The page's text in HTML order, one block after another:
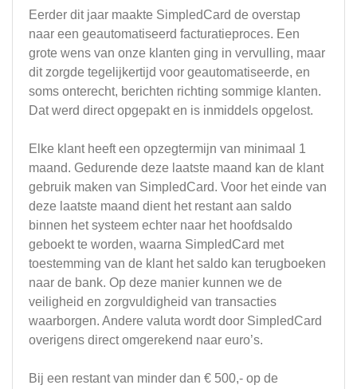
Eerder dit jaar maakte SimpledCard de overstap
naar een geautomatiseerd facturatieproces. Een
grote wens van onze klanten ging in vervulling, maar
dit zorgde tegelijkertijd voor geautomatiseerde, en
soms onterecht, berichten richting sommige klanten.
Dat werd direct opgepakt en is inmiddels opgelost.
Elke klant heeft een opzegtermijn van minimaal 1
maand. Gedurende deze laatste maand kan de klant
gebruik maken van SimpledCard. Voor het einde van
deze laatste maand dient het restant aan saldo
binnen het systeem echter naar het hoofdsaldo
geboekt te worden, waarna SimpledCard met
toestemming van de klant het saldo kan terugboeken
naar de bank. Op deze manier kunnen we de
veiligheid en zorgvuldigheid van transacties
waarborgen. Andere valuta wordt door SimpledCard
overigens direct omgerekend naar euro’s.
Bij een restant van minder dan € 500,- op de